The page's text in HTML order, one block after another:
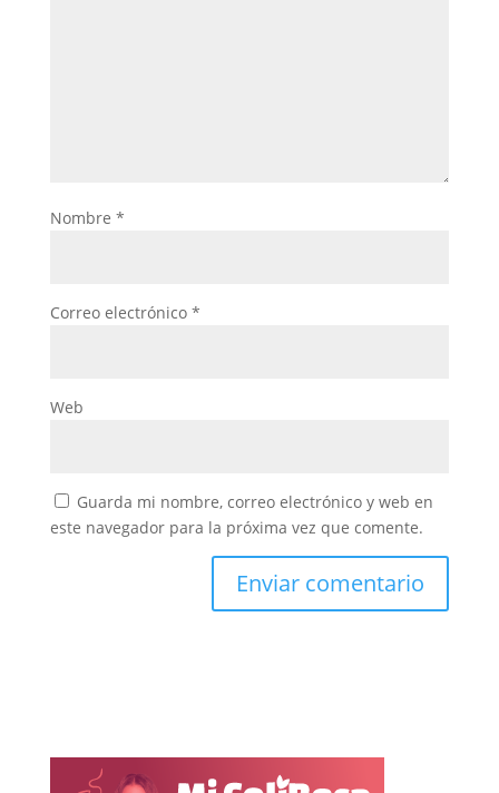
Nombre *
Correo electrónico *
Web
Guarda mi nombre, correo electrónico y web en
este navegador para la próxima vez que comente.